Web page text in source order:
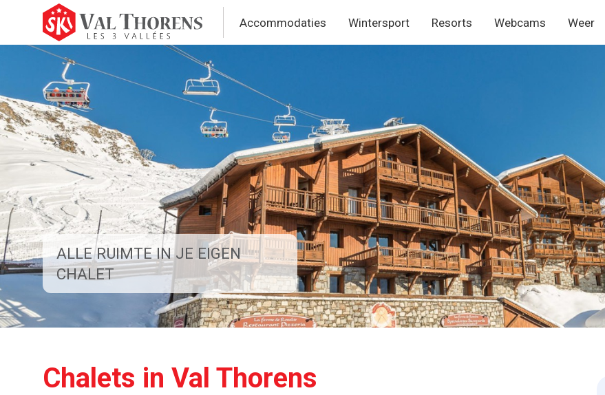
Overslaan
Hoofdmenu
Thorens
Accommodaties Wintersport Resorts Webcams Weer
ALLE RUIMTE IN JE EIGEN
CHALET
Chalets in Val Thorens